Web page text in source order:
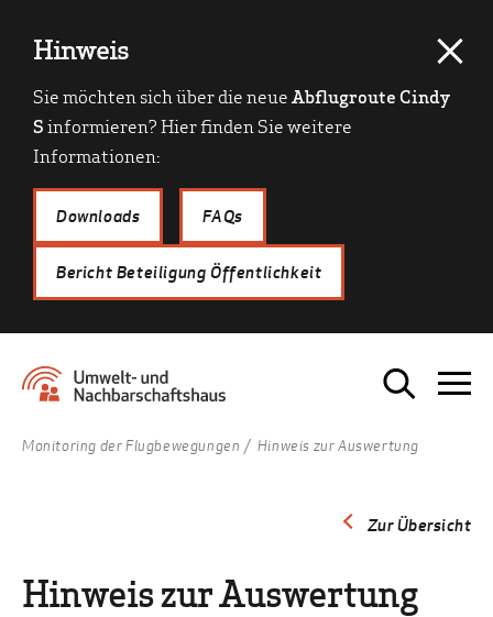
Hinweis
Sie möchten sich über die neueAbflugroute Cindy
Sinformieren? Hier finden Sie weitere
Informationen:
Downloads FAQs
Bericht Beteiligung Öffentlichkeit
Monitoring der Flugbewegungen Hinweis zur Auswertung
Zur Übersicht
Hinweis zur Auswertung